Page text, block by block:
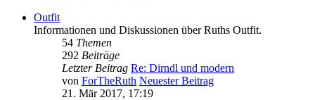
Outfit
Informationen und Diskussionen über Ruths Outfit.
54 Themen
292 Beiträge
Letzter Beitrag Re: Dirndl und modern
von ForTheRuth Neuester Beitrag
21. Mär 2017, 17:19